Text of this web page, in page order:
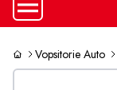
Vopsitorie Auto